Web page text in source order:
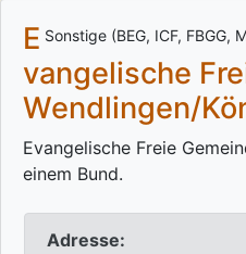
Sonstige (BEG, ICF, FBGG,
E
vangelische
Wendlingen/
Evangelische Freie
einem Bund.
Adresse: